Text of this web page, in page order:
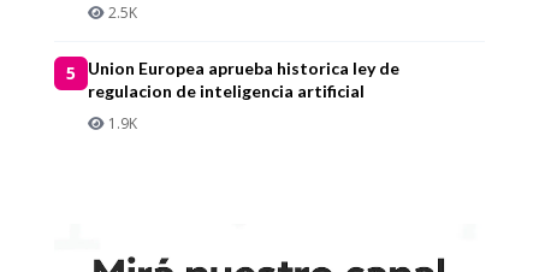
2.5K
5
Union Europea aprueba historica ley de
regulacion de inteligencia artificial
1.9K